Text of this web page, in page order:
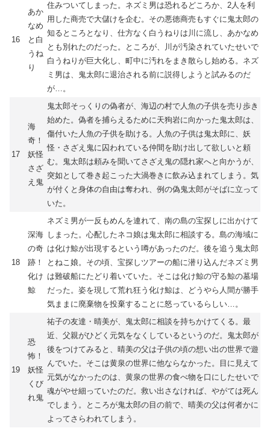
16
あか
なめ
と白
うね
り
住みついてしまった。ネズミ男は恐れるどころか、2人を利
用した商売で大儲けを企む。その悪徳商売もすぐに鬼太郎の
知るところとなり、仕方なく白うねりは川に流し、あかなめ
とも別れたのだった。ところが、川が汚染されていたせいで
白うねりが巨大化し、町中に汚れをまき散らし始める。ネズ
ミ男は、鬼太郎に退治される前に説得しようと試みるのだ
が…。
17
海
奇！
妖怪
さざ
え鬼
鬼太郎そっくりの偽者が、海辺の村で人魚の子供を売り歩き
始めた。偽者を捕らえるために天狗岩に向かった鬼太郎は、
傷付いた人魚の子供を助ける。人魚の子供は鬼太郎に、妖
怪・さざえ鬼に囚われている仲間を助け出して欲しいと頼
む。鬼太郎は頼みを聞いてさざえ鬼の隠れ家へと向かうが、
突如として巻き起こった大渦巻きに飲み込まれてしまう。気
が付くと身体の自由は奪われ、例の偽鬼太郎がそばに立って
いた。
18
深海
の奇
跡！
化け
鯨
ネズミ男が一反もめんを連れて、南の島の宝探しに出かけて
しまった。心配したネコ娘は鬼太郎に相談する。島の海域に
は化け鯨が出現するという噂があったのだ。後を追う鬼太郎
とねこ娘。その頃、宝探しツアーの船に潜り込んだネズミ男
は難破船にたどり着いていた。そこは化け鯨の守る鯨の墓場
だった。姿を現して荒れ狂う化け鯨は、どうやら人間が勝手
気ままに廃棄物を投棄することに怒っているらしい…。
19
恐
怖！
妖怪
くび
れ鬼
祐子の友達・晴美が、鬼太郎に相談を持ちかけてくる。最
近、父親がひどく元気をなくしているというのだ。鬼太郎が
後をつけてみると、晴美の父は子供の頃の想い出の世界で遊
んでいた。そこは黄泉の世界に他ならなかった。目に見えて
元気がなかったのは、黄泉の世界の食べ物を口にしたせいで
魂がやせ細っていたのだ。救い出さなければ、やがては死ん
でしまう。ところが鬼太郎の目の前で、晴美の父は何者かに
よってさらわれてしまう。